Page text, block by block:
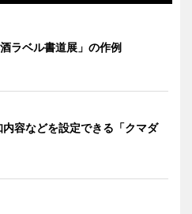
酒ラベル書道展」の作例
内容などを設定できる「クマダ